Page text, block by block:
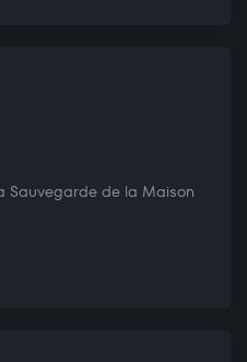
Sauvegarde de la Maison